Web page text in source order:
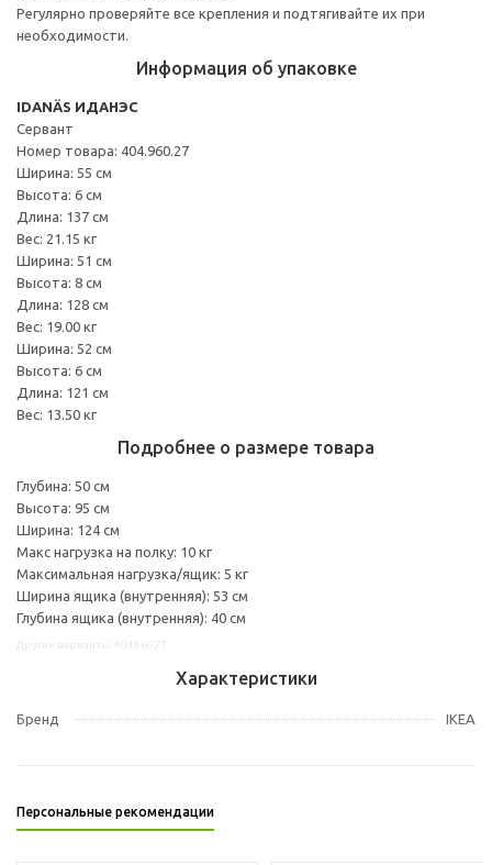
Регулярно проверяйте все крепления и подтягивайте их при
необходимости.
Информация об упаковке
IDANÄS ИДАНЭС
Сервант
Номер товара: 404.960.27
Ширина: 55 см
Высота: 6 см
Длина: 137 см
Вес: 21.15 кг
Ширина: 51 см
Высота: 8 см
Длина: 128 см
Вес: 19.00 кг
Ширина: 52 см
Высота: 6 см
Длина: 121 см
Вес: 13.50 кг
Подробнее о размере товара
Глубина: 50 см
Высота: 95 см
Ширина: 124 см
Макс нагрузка на полку: 10 кг
Максимальная нагрузка/ящик: 5 кг
Ширина ящика (внутренняя): 53 см
Глубина ящика (внутренняя): 40 см
Характеристики
Бренд IKEA
Персональные рекомендации